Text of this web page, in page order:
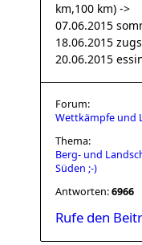
km,100 km) ->
07.06.2015
18.06.2015
20.06.2015
Forum:
Wettkämpfe und
Thema:
Berg- und
Süden ;-)
Antworten:6966
Rufe den